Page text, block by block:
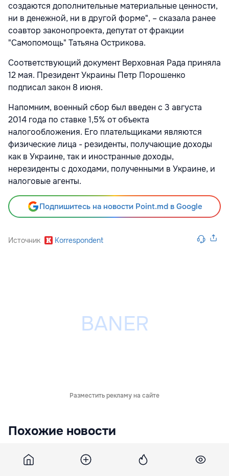
создаются дополнительные материальные ценности,
ни в денежной, ни в другой форме", – сказала ранее
соавтор законопроекта, депутат от фракции
"Самопомощь" Татьяна Острикова.
Соответствующий документ Верховная Рада приняла
12 мая. Президент Украины Петр Порошенко
подписал закон 8 июня.
Напомним, военный сбор был введен с 3 августа
2014 года по ставке 1,5% от объекта
налогообложения. Его плательщиками являются
физические лица - резиденты, получающие доходы
как в Украине, так и иностранные доходы,
нерезиденты с доходами, полученными в Украине, и
налоговые агенты.
Подпишитесь на новости Point.md в Google
Источник Korrespondent
Разместить рекламу на сайте
Похожие новости